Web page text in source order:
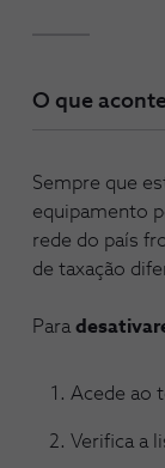
O que
Sempre que
equipamento
rede do país
de taxação
Para
Acede ao
Verifica a